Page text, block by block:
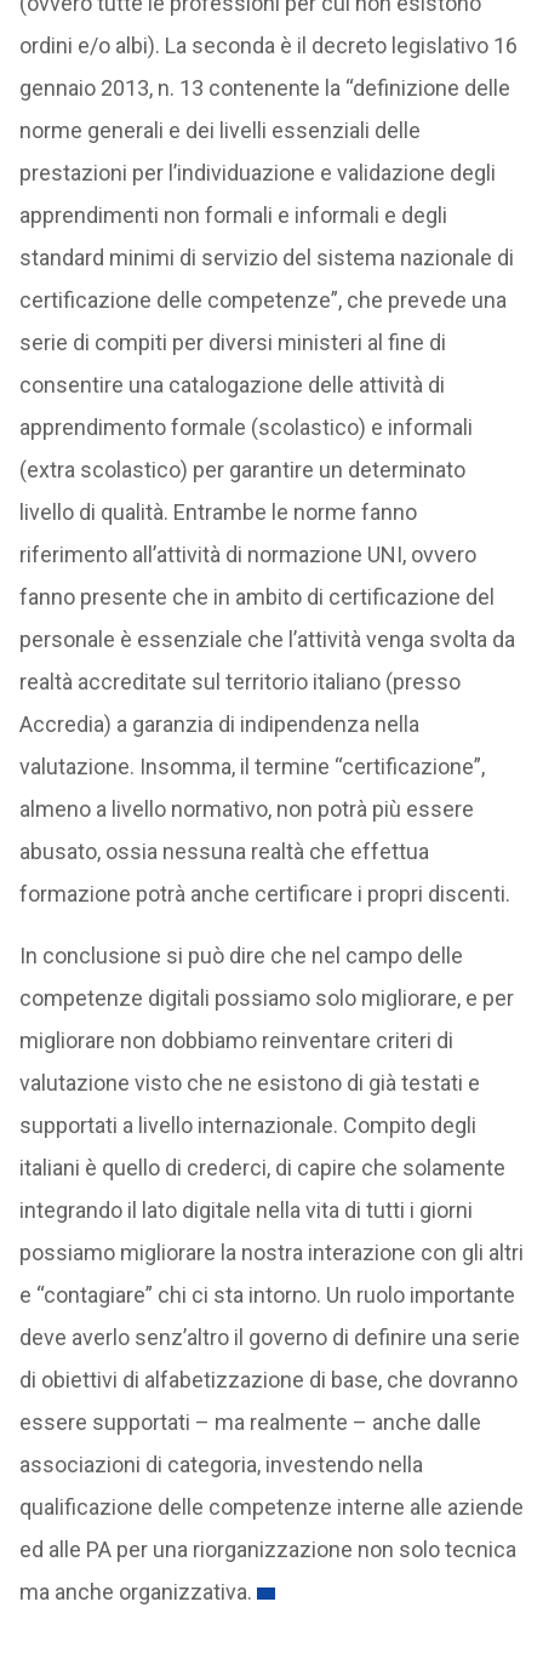
ordini e/o albi). La seconda è il decreto legislativo 16
gennaio 2013, n. 13 contenente la “definizione delle
norme generali e dei livelli essenziali delle
prestazioni per l’individuazione e validazione degli
apprendimenti non formali e informali e degli
standard minimi di servizio del sistema nazionale di
certificazione delle competenze”, che prevede una
serie di compiti per diversi ministeri al fine di
consentire una catalogazione delle attività di
apprendimento formale (scolastico) e informali
(extra scolastico) per garantire un determinato
livello di qualità. Entrambe le norme fanno
riferimento all’attività di normazione UNI, ovvero
fanno presente che in ambito di certificazione del
personale è essenziale che l’attività venga svolta da
realtà accreditate sul territorio italiano (presso
Accredia) a garanzia di indipendenza nella
valutazione. Insomma, il termine “certificazione”,
almeno a livello normativo, non potrà più essere
abusato, ossia nessuna realtà che effettua
formazione potrà anche certificare i propri discenti.
In conclusione si può dire che nel campo delle
competenze digitali possiamo solo migliorare, e per
migliorare non dobbiamo reinventare criteri di
valutazione visto che ne esistono di già testati e
supportati a livello internazionale. Compito degli
italiani è quello di crederci, di capire che solamente
integrando il lato digitale nella vita di tutti i giorni
possiamo migliorare la nostra interazione con gli altri
e “contagiare” chi ci sta intorno. Un ruolo importante
deve averlo senz’altro il governo di definire una serie
di obiettivi di alfabetizzazione di base, che dovranno
essere supportati – ma realmente – anche dalle
associazioni di categoria, investendo nella
qualificazione delle competenze interne alle aziende
ed alle PA per una riorganizzazione non solo tecnica
ma anche organizzativa.